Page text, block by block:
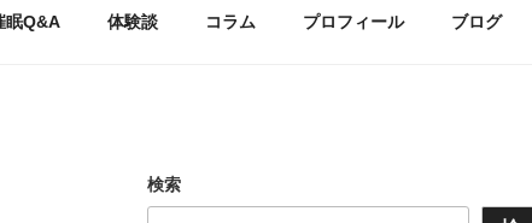
眠Q&A 体験談 コラム プロフィール ブログ
検索